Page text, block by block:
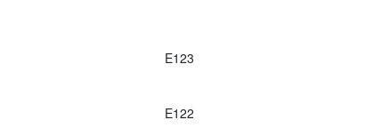
E123
E122